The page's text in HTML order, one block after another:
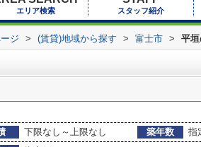
エリア検索 スタッフ紹介
ジ > (賃貸)地域から探す > 富士市 > 平
下限なし～上限なし 築年数
指